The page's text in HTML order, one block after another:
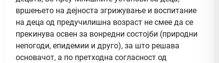
вршењето на дејноста згрижување и воспитание
на деца од предучилишна возраст не смее да се
прекинува освен за вонредни состојби (природни
непогоди, епидемии и друго), за што решава
основачот, а по претходна согласност од